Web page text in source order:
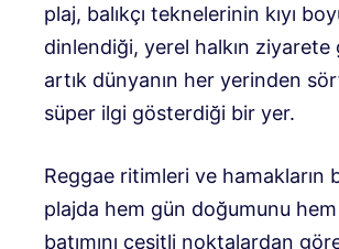
plaj, balıkçı teknelerinin kıyı
dinlendiği, yerel halkın ziyarete
artık dünyanın her yerinden
süper ilgi gösterdiği bir yer.
Reggae ritimleri ve hamakların
plajda hem gün doğumunu
batımını çeşitli noktalardan